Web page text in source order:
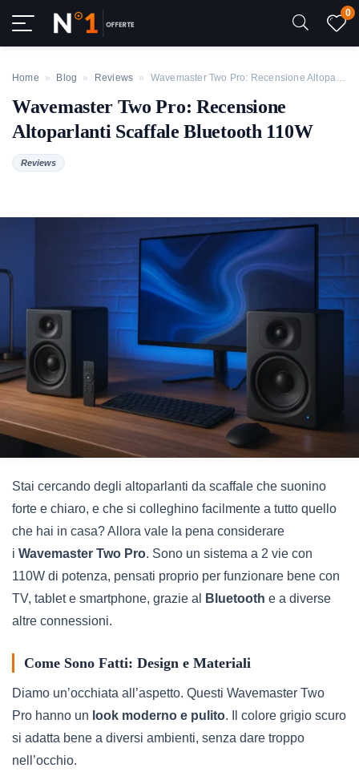
0
Home » Blog » Reviews » Wavemaster Two Pro: Recensione Altoparlanti Scaffale Bluetooth 110W
Wavemaster Two Pro: Recensione
Altoparlanti Scaffale Bluetooth 110W
Reviews
Stai cercando degli altoparlanti da scaffale che suonino
forte e chiaro, e che si colleghino facilmente a tutto quello
che hai in casa? Allora vale la pena considerare
i Wavemaster Two Pro. Sono un sistema a 2 vie con
110W di potenza, pensati proprio per funzionare bene con
TV, tablet e smartphone, grazie al
Bluetooth e a diverse
altre connessioni.
Come Sono Fatti: Design e Materiali
Diamo un’occhiata all’aspetto. Questi Wavemaster Two
Pro hanno un look moderno e pulito. Il colore grigio scuro
si adatta bene a diversi ambienti, senza dare troppo
nell’occhio.